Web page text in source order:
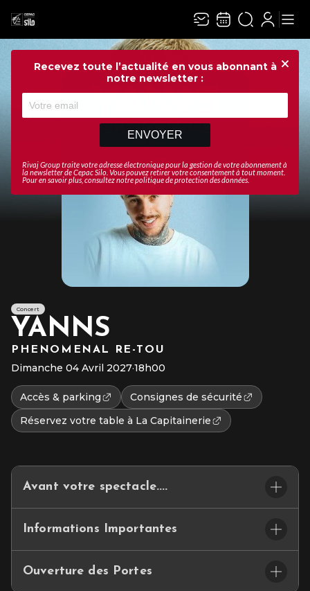
Recevez toute l’actualité en vous abonnant à
notre newsletter :
ENVOYER
Rivaj Group traite votre adresse électronique pour la gestion de votre abonnement à
la newsletter deCepac Silo . Vous pouvez retirer votre consentement à tout moment.
Pour en savoir plus, consultez notrepolitique de protection des données
Concert
YANNS
PHENOMENAL RE-TOU
Dimanche 04 Avril 2027·18h00
Accès & parking
Consignes de sécurité
Réservez votre table à La Capitainerie
Avant votre spectacle....
Les parkings INDIGO & Q-PARK, à proximité du
Cepac Silo, vous proposent des forfaits parking à
réserver exclusivement en ligne
Informations Importantes
Ouverture des Portes